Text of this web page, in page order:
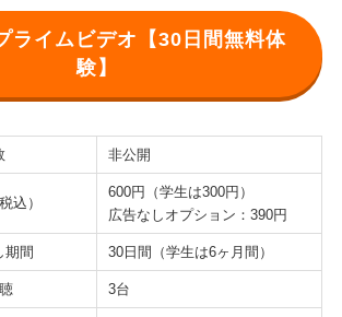
ライムビデオ【30日間無料体
験】
非公開
込）
600円（学生は300円）
広告なしオプション：390円
期間 30日間（学生は6ヶ月間）
3台